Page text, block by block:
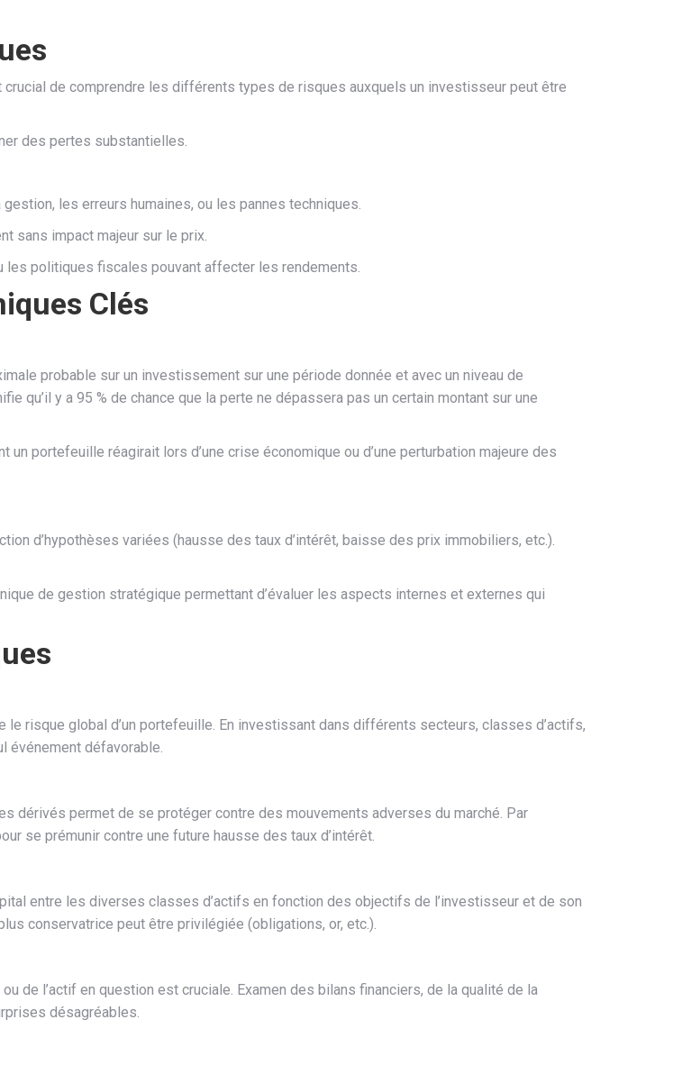
de comprendre les différents types de risques auxquels un investisseur peut être
des pertes substantielles.
les erreurs humaines, ou les pannes techniques.
sans impact majeur sur le prix.
les politiques fiscales pouvant affecter les rendements.
Clés
probable sur un investissement sur une période donnée et avec un niveau de
qu’il y a 95 % de chance que la perte ne dépassera pas un certain montant sur une
portefeuille réagirait lors d’une crise économique ou d’une perturbation majeure des
d’hypothèses variées (hausse des taux d’intérêt, baisse des prix immobiliers, etc.).
de gestion stratégique permettant d’évaluer les aspects internes et externes qui
risque global d’un portefeuille. En investissant dans différents secteurs, classes d’actifs,
événement défavorable.
dérivés permet de se protéger contre des mouvements adverses du marché. Par
se prémunir contre une future hausse des taux d’intérêt.
entre les diverses classes d’actifs en fonction des objectifs de l’investisseur et de son
conservatrice peut être privilégiée (obligations, or, etc.).
de l’actif en question est cruciale. Examen des bilans financiers, de la qualité de la
désagréables.